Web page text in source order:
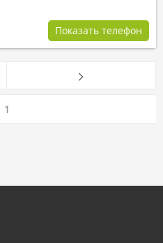
Показать телефон
1